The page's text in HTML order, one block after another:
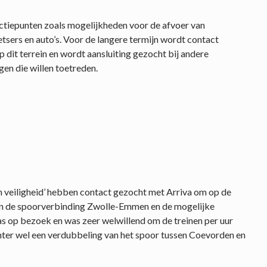
zoals mogelijkheden voor de afvoer van
en auto’s. Voor de langere termijn wordt contact
dit terrein en wordt aansluiting gezocht bij andere
die willen toetreden.
veiligheid’ hebben contact gezocht met Arriva om op de
spoorverbinding Zwolle-Emmen en de mogelijke
bezoek en was zeer welwillend om de treinen per uur
wel een verdubbeling van het spoor tussen Coevorden en